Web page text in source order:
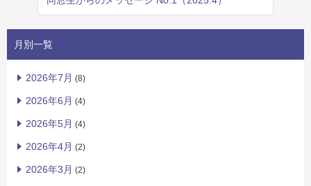
月別一覧
2026年7月 (8)
2026年6月 (4)
2026年5月 (4)
2026年4月 (2)
2026年3月 (2)